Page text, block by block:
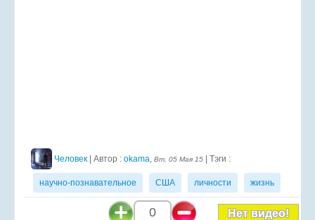
Человек | Автор : okama, Вт, 05 Мая 15 | Тэги :
научно-познавательное США личности жизнь
0 Нет видео!